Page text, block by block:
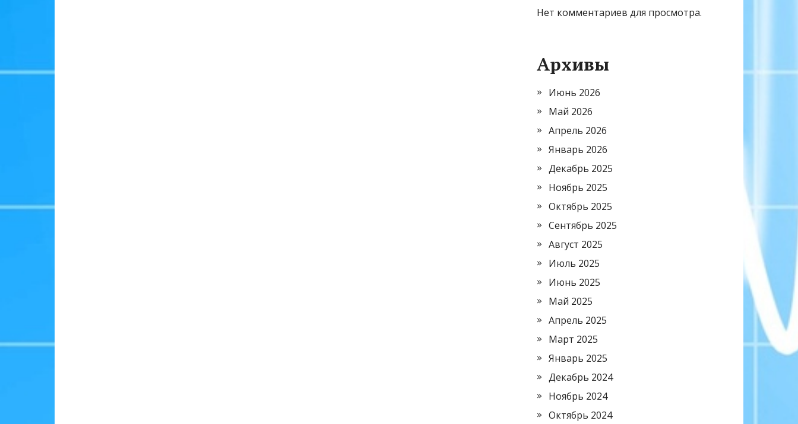
Нет комментариев для просмотра.
Архивы
Июнь 2026
Май 2026
Апрель 2026
Январь 2026
Декабрь 2025
Ноябрь 2025
Октябрь 2025
Сентябрь 2025
Август 2025
Июль 2025
Июнь 2025
Май 2025
Апрель 2025
Март 2025
Январь 2025
Декабрь 2024
Ноябрь 2024
Октябрь 2024